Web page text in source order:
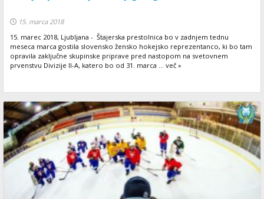
15. marca 2018
15. marec 2018, Ljubljana - Štajerska prestolnica bo v zadnjem tednu
meseca marca gostila slovensko žensko hokejsko reprezentanco, ki bo tam
opravila zaključne skupinske priprave pred nastopom na svetovnem
prvenstvu Divizije II-A, katero bo od 31. marca ... več »